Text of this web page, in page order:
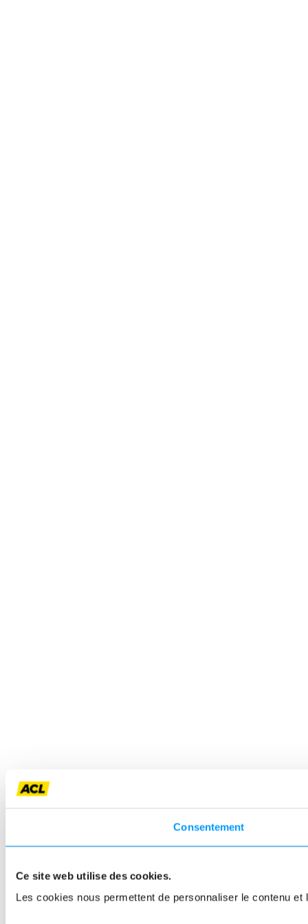
Consentement
Ce site web utilise des cookies.
Les cookies nous permettent de personnaliser le contenu